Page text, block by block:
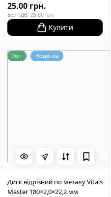
25.00 грн.
Без ПДВ: 25.00 грн.
Купити
Топ Новинка
Диск відрізний по металу Vitals
Master 180×2,0×22,2 мм